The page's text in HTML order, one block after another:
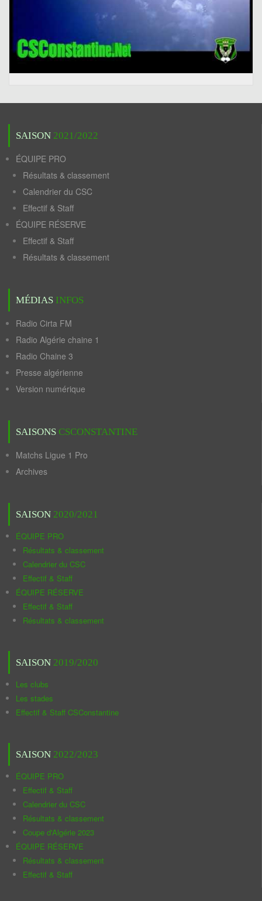
SAISON 2021/2022
ÉQUIPE PRO
Résultats & classement
Calendrier du CSC
Effectif & Staff
ÉQUIPE RÉSERVE
Effectif & Staff
Résultats & classement
MÉDIAS INFOS
Radio Cirta FM
Radio Algérie chaine 1
Radio Chaine 3
Presse algérienne
Version numérique
SAISONS CSCONSTANTINE
Matchs Ligue 1 Pro
Archives
SAISON 2020/2021
ÉQUIPE PRO
Résultats & classement
Calendrier du CSC
Effectif & Staff
ÉQUIPE RÉSERVE
Effectif & Staff
Résultats & classement
SAISON 2019/2020
Les clubs
Les stades
Effectif & Staff CSConstantine
SAISON 2022/2023
ÉQUIPE PRO
Effectif & Staff
Calendrier du CSC
Résultats & classement
Coupe d'Algérie 2023
ÉQUIPE RÉSERVE
Résultats & classement
Effectif & Staff